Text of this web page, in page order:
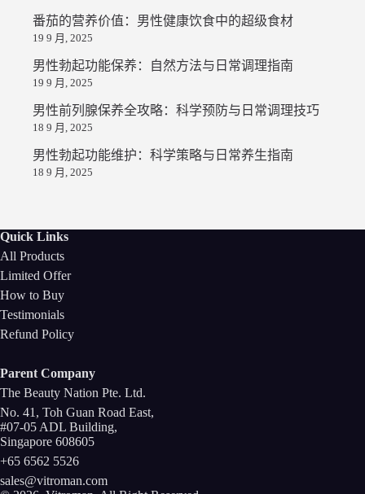
番茄的营养价值：男性健康饮食中的超级食材
19 9 月, 2025
男性勃起功能保养：自然方法与日常调理指南
19 9 月, 2025
男性前列腺保养全攻略：科学预防与日常调理技巧
18 9 月, 2025
男性勃起功能维护：科学策略与日常养生指南
18 9 月, 2025
Quick Links
All Products
Limited Offer
How to Buy
Testimonials
Refund Policy
Parent Company
The Beauty Nation Pte. Ltd.
No. 41, Toh Guan Road East,
#07-05 ADL Building,
Singapore 608605
+65 6562 5526
sales@vitroman.com